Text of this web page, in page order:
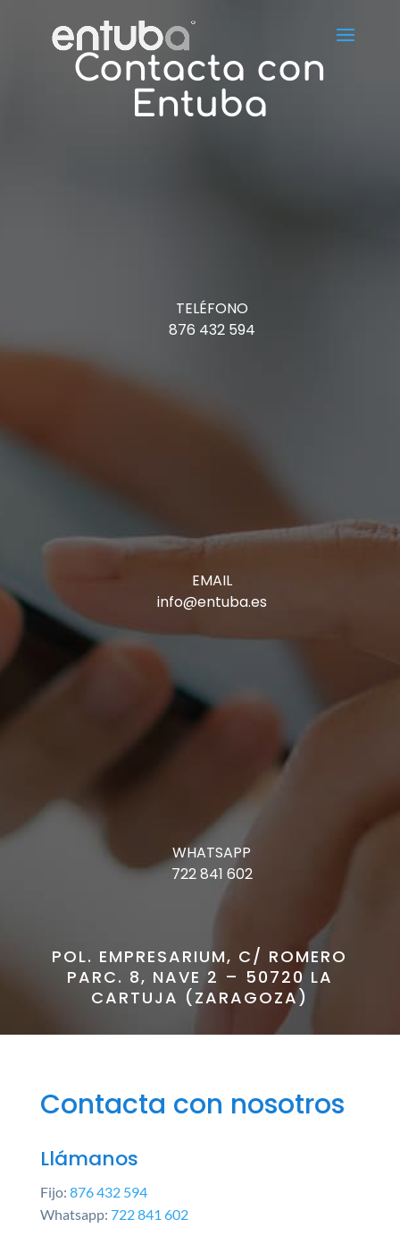
Contacta con
Entuba
TELÉFONO
876 432 594
EMAIL
info@entuba.es
WHATSAPP
722 841 602
POL. EMPRESARIUM, C/ ROMERO
PARC. 8, NAVE 2 – 50720 LA
CARTUJA (ZARAGOZA)
Contacta con nosotros
Llámanos
Fijo: 876 432 594
Whatsapp: 722 841 602